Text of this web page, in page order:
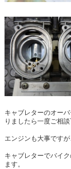
キャブレターのオー
りましたら一度ご相談
エンジンも大事です
キャブレターでバイ
ます。